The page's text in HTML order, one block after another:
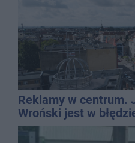
Reklamy w centrum.
Wroński jest w